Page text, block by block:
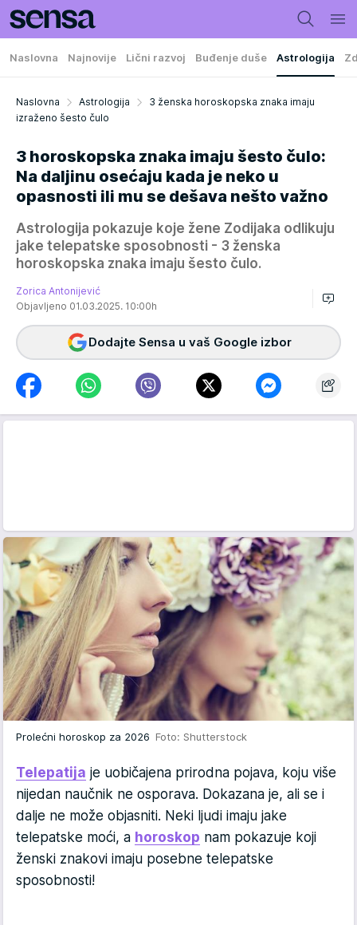
Naslovna Najnovije Lični razvoj Buđenje duše Astrologija
Naslovna Astrologija
3 ženska horoskopska znaka imaju
izraženo šesto čulo
3 horoskopska znaka imaju šesto čulo:
Na daljinu osećaju kada je neko u
opasnosti ili mu se dešava nešto važno
Astrologija pokazuje koje žene Zodijaka odlikuju
jake telepatske sposobnosti - 3 ženska
horoskopska znaka imaju šesto čulo.
Zorica Antonijević
Objavljeno 01.03.2025. 10:00h
Dodajte Sensa u vaš Google izbor
Prolećni horoskop za 2026 Foto: Shutterstock
Telepatija je uobičajena prirodna pojava, koju više
nijedan naučnik ne osporava. Dokazana je, ali se i
dalje ne može objasniti. Neki ljudi imaju jake
telepatske moći, a horoskop nam pokazuje koji
ženski znakovi imaju posebne telepatske
sposobnosti!